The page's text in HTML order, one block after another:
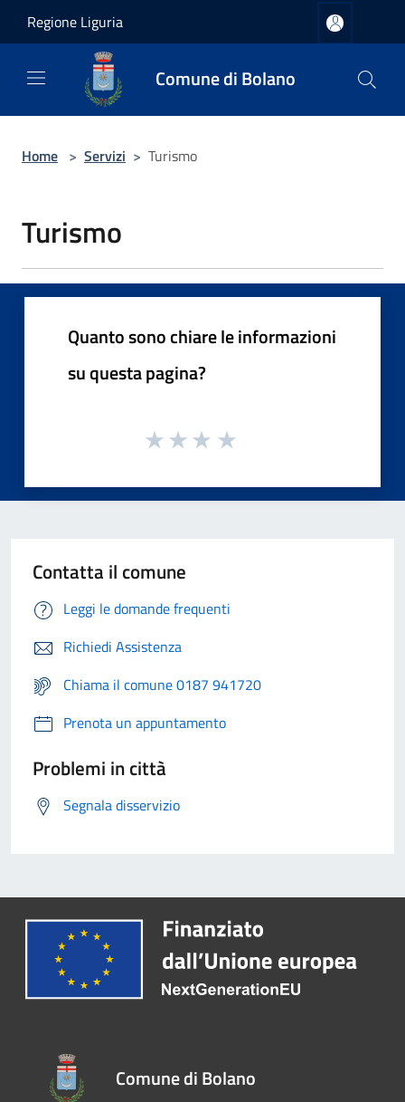
Regione Liguria
Comune di Bolano
Home > Servizi > Turismo
Turismo
Quanto sono chiare le informazioni
su questa pagina?
Contatta il comune
Leggi le domande frequenti
Richiedi Assistenza
Chiama il comune 0187 941720
Prenota un appuntamento
Problemi in città
Segnala disservizio
Comune di Bolano